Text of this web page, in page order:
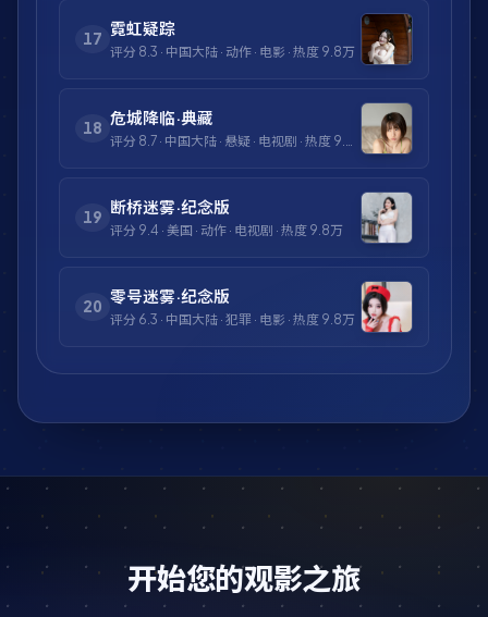
17
霓虹疑踪
评分 8.3 · 中国大陆 · 动作 · 电影 · 热度 9.8万
18
危城降临·典藏
评分 8.7 · 中国大陆 · 悬疑 · 电视剧 · 热度 9.8万
19
断桥迷雾·纪念版
评分 9.4 · 美国 · 动作 · 电视剧 · 热度 9.8万
20
零号迷雾·纪念版
评分 6.3 · 中国大陆 · 犯罪 · 电影 · 热度 9.8万
开始您的观影之旅